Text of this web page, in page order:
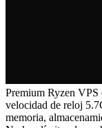
Premium Ryzen VPS
velocidad de reloj
memoria,